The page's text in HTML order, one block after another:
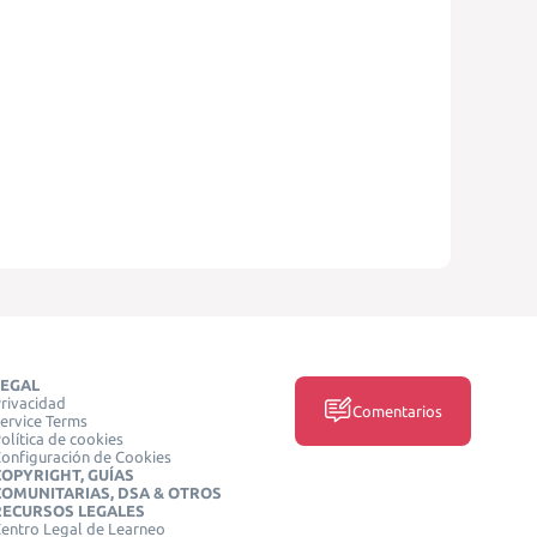
Terms
de cookies
de Cookies
GUÍAS
DSA & OTROS
LEGALES
Legal de Learneo
Comentarios